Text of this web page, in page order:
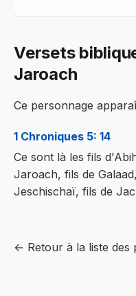
Versets
Jaroach
Ce personnage
1 Chroniques 5: 14
Ce sont là les fils
Jaroach, fils de
Jeschischaï, fils de
← Retour à la liste des